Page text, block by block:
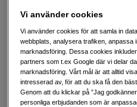
Fri frakt vid köp över 1
Köp nu och betala inom
Vi använder cookies
Vi använder cookies för att samla in
webbplats, analysera trafiken, anpassa
marknadsföring. Dessa cookies
partners som t.ex Google där vi delar
marknadsföring. Vårt mål är att alltid
intresserad av, för att du ska få den
Genom att du klickar på ”Jag
personliga erbjudanden som är